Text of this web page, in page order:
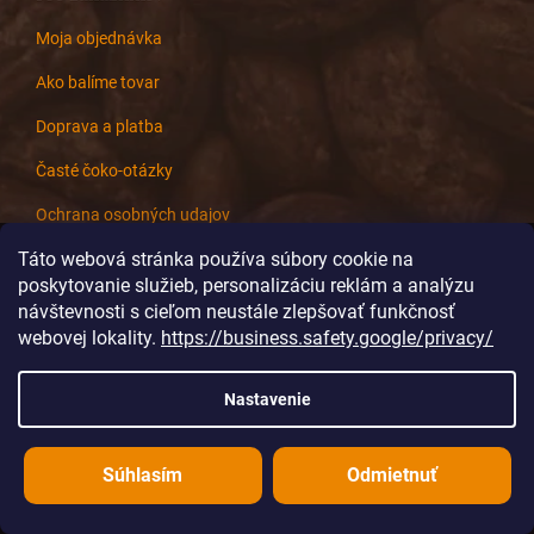
Táto webová stránka používa súbory cookie na
poskytovanie služieb, personalizáciu reklám a analýzu
návštevnosti s cieľom neustále zlepšovať funkčnosť
webovej lokality. https://business.safety.google/privacy/
Nastavenie
Odmietnuť
Súhlasím
Moja objednávka
Ako balíme tovar
Doprava a platba
Časté čoko-otázky
Ochrana osobných udajov
Obchodné podmienky
Pre firmy